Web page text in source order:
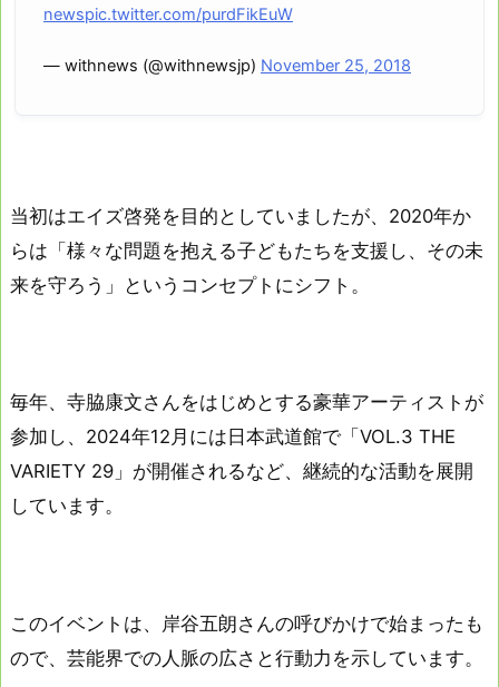
newspic.twitter.com/purdFikEuW
— withnews (@withnewsjp) November 25, 2018
当初はエイズ啓発を目的としていましたが、2020年か
らは「様々な問題を抱える子どもたちを支援し、その未
来を守ろう」というコンセプトにシフト。
毎年、寺脇康文さんをはじめとする豪華アーティストが
参加し、2024年12月には日本武道館で「VOL.3 THE
VARIETY 29」が開催されるなど、継続的な活動を展開
しています。
このイベントは、岸谷五朗さんの呼びかけで始まったも
ので、芸能界での人脈の広さと行動力を示しています。